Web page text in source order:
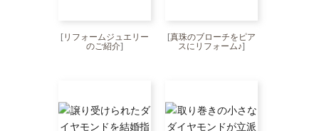
[リフォームジュエリー
のご紹介]
[真珠のブローチをピア
スにリフォーム♪]